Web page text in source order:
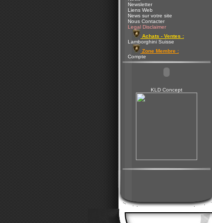
Newsletter
Liens Web
News sur votre site
Nous Contacter
Legal Disclaimer
Achats - Ventes :
Lamborghini Suisse
Zone Membre :
Compte
KLD Concept